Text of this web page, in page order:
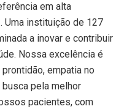
em alta
Uma instituição de 127
a inovar e contribuir
Nossa excelência é
empatia no
pela melhor
pacientes, com